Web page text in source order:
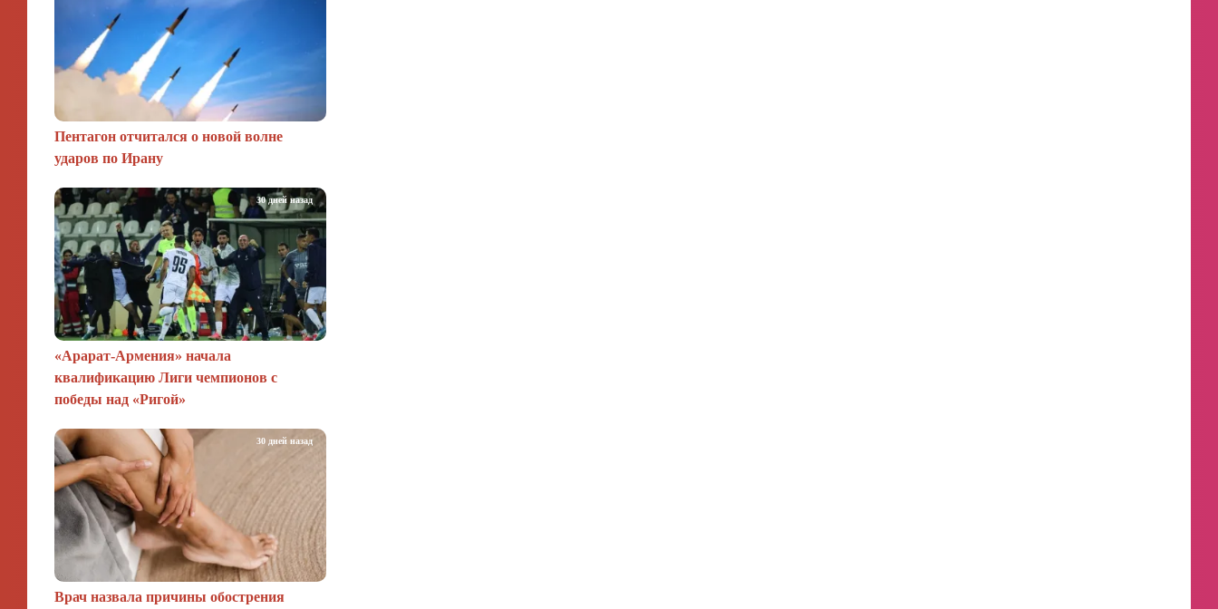
Пентагон отчитался о новой волне
ударов по Ирану
«Арарат‑Армения» начала
квалификацию Лиги чемпионов с
победы над «Ригой»
30 дней назад
Врач назвала причины обострения
30 дней назад